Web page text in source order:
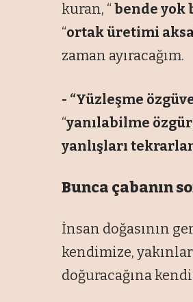
kuran, “bende yok
“ortak üretimi
zaman ayıracağım.
- “Yüzleşme
“yanılabilme
yanlışları
Bunca çabanın
İnsan doğasının
kendimize,
doğuracağına